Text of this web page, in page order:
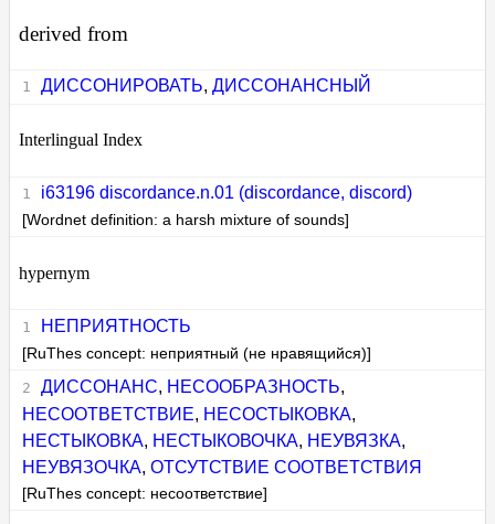
derived from
ДИССОНИРОВАТЬ, ДИССОНАНСНЫЙ
Interlingual Index
i63196 discordance.n.01 (discordance, discord)
[Wordnet definition: a harsh mixture of sounds]
hypernym
НЕПРИЯТНОСТЬ
[RuThes concept: неприятный (не нравящийся)]
ДИССОНАНС, НЕСООБРАЗНОСТЬ,
НЕСООТВЕТСТВИЕ, НЕСОСТЫКОВКА,
НЕСТЫКОВКА, НЕСТЫКОВОЧКА, НЕУВЯЗКА,
НЕУВЯЗОЧКА,ОТСУТСТВИЕ СООТВЕТСТВИЯ
[RuThes concept: несоответствие]